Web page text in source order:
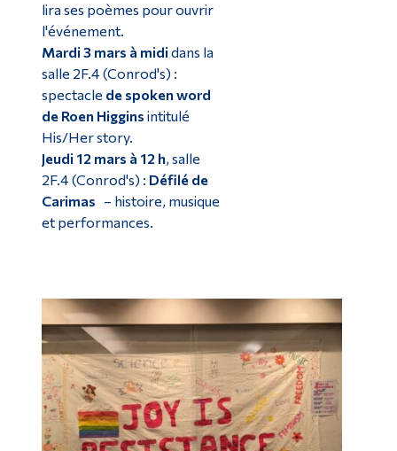
lira ses poèmes pour ouvrir
l'événement.
Mardi 3 mars à midi dans la
salle 2F.4 (Conrod's) :
spectacle de spoken word
de Roen Higgins intitulé
His/Her story.
Jeudi 12 mars à 12 h, salle
2F.4 (Conrod's) : Défilé de
Carimas – histoire, musique
et performances.